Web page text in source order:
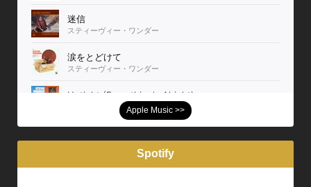
Apple Music >>
Spotify